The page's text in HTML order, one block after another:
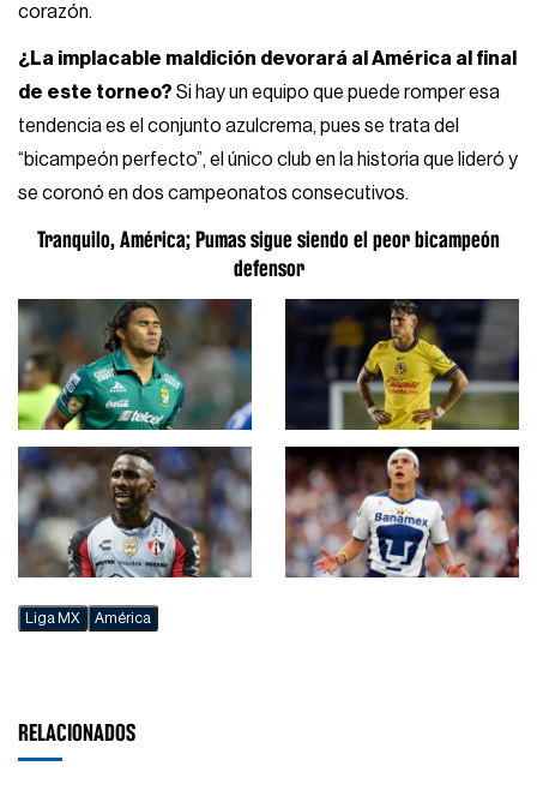
corazón.
¿La implacable maldición devorará al América al final
de este torneo? Si hay un equipo que puede romper esa
tendencia es el conjunto azulcrema, pues se trata del
“bicampeón perfecto”, el único club en la historia que lideró y
se coronó en dos campeonatos consecutivos.
Tranquilo, América; Pumas sigue siendo el peor bicampeón
defensor
Liga MX América
RELACIONADOS